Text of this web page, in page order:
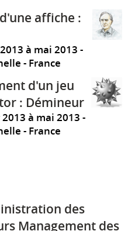
affiche :
à mai 2013
France
d'un jeu
: Démineur
2013 à mai 2013
France
des
Management des